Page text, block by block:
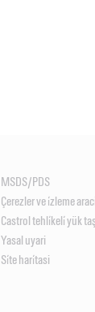
MSDS/PDS
Çerezler ve i̇zleme
Castrol tehli̇keli̇ yük
Yasal uyari
Si̇te hari̇tasi